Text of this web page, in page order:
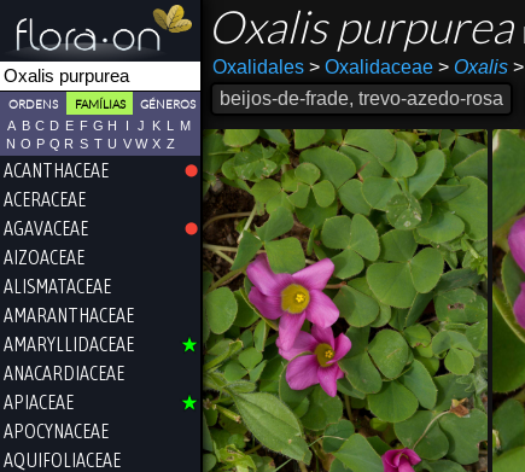
ORDENS FAMÍLIAS GÉNEROS
A B C D E F G H I J K L
M
N O P Q R S T U V W X Z
ACANTHACEAE
ACERACEAE
AGAVACEAE
AIZOACEAE
ALISMATACEAE
AMARANTHACEAE
AMARYLLIDACEAE
ANACARDIACEAE
APIACEAE
APOCYNACEAE
AQUIFOLIACEAE
Oxalis purpurea
Oxalidales >Oxalidaceae > Oxalis >
beijos-de-frade, trevo-azedo-rosa